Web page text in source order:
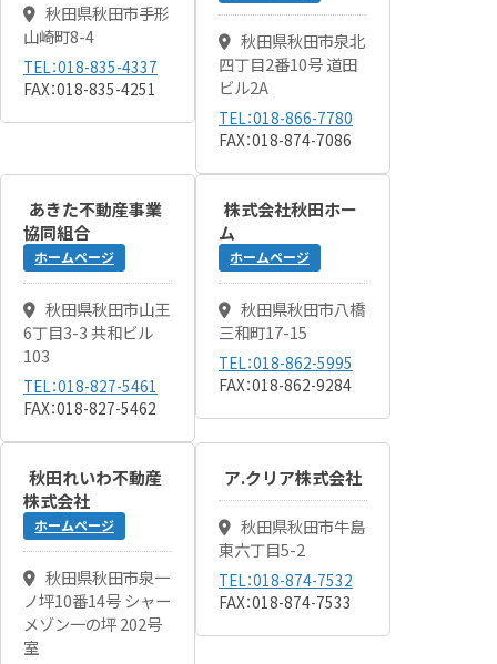
秋田県秋田市手形
山崎町8-4
TEL：018-835-4337
FAX：018-835-4251
秋田県秋田市泉北
四丁目2番10号 道田
ビル2A
TEL：018-866-7780
FAX：018-874-7086
あきた不動産事業
協同組合
ホームページ
秋田県秋田市山王
6丁目3-3 共和ビル
103
TEL：018-827-5461
FAX：018-827-5462
株式会社秋田ホー
ム
ホームページ
秋田県秋田市八橋
三和町17-15
TEL：018-862-5995
FAX：018-862-9284
秋田れいわ不動産
株式会社
ホームページ
秋田県秋田市泉一
ノ坪10番14号 シャー
メゾン一の坪 202号
室
ア.クリア株式会社
秋田県秋田市牛島
東六丁目5-2
TEL：018-874-7532
FAX：018-874-7533